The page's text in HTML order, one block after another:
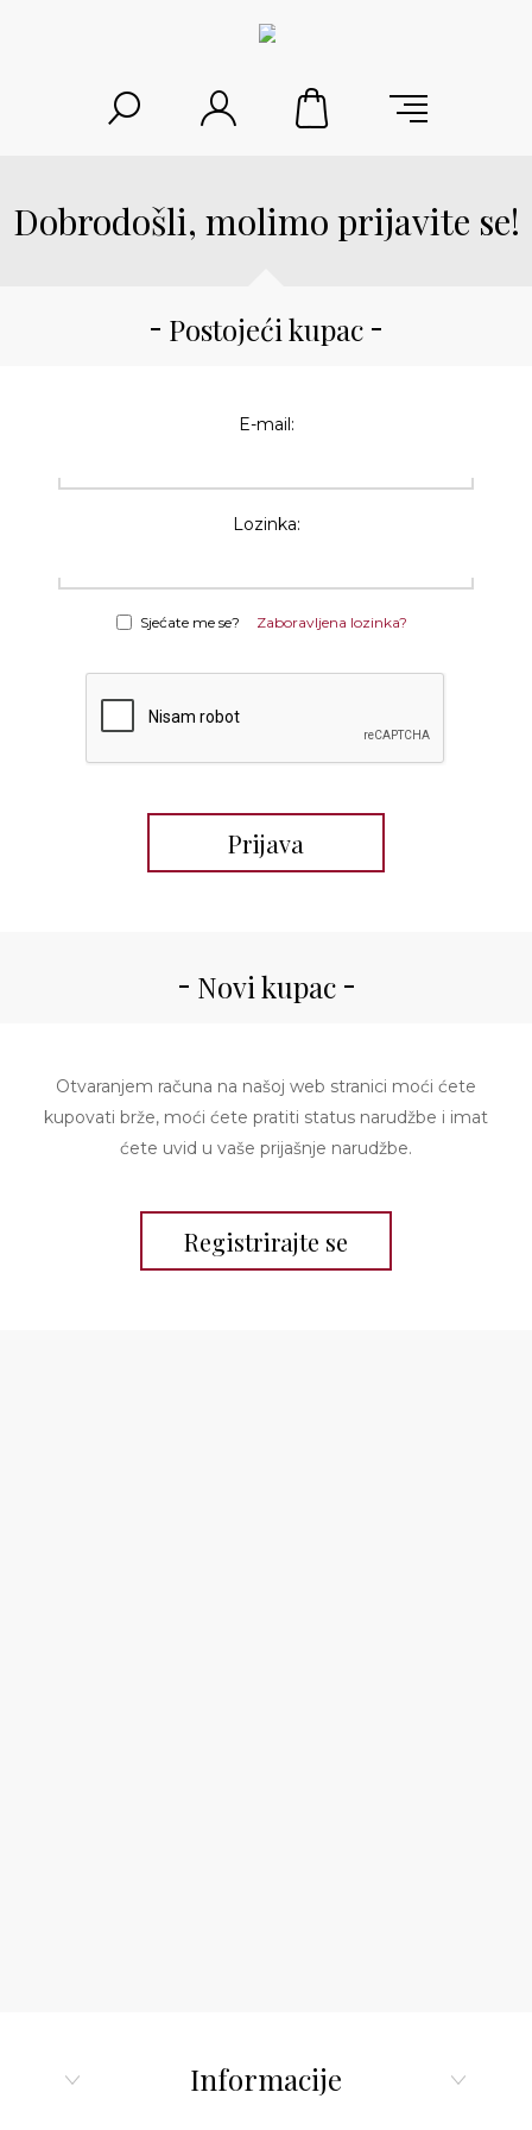
Dobrodošli, molimo prijavite se!
Postojeći kupac
E-mail:
Lozinka:
Sjećate me se? Zaboravljena lozinka?
Novi kupac
Otvaranjem računa na našoj web stranici moći ćete
kupovati brže, moći ćete pratiti status narudžbe i imat
ćete uvid u vaše prijašnje narudžbe.
Informacije